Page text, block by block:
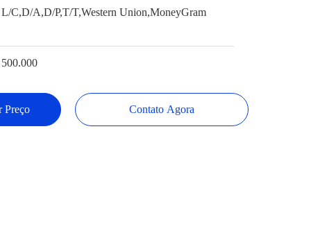
L/C,D/A,D/P,T/T,Western Union,MoneyGram
500.000
Preço Contato Agora